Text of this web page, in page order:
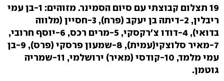
19 תצלום קבוצתי עם סיום הסמינר. מזוהים:
1-בן עמי
ריבלין, 2-דיתה בן יעקב (פרח), 3-חסיין (מלווה
בדואי), 4-דודו צ'רקסקי, 5-מרים רכס, 6-יוסף חרובי,
7-מאיר סלוצקי(עמית), 8-שמעון פרסקי (פרס), 9-בן
עמי מלמד, 10-קודסי (מאיר) ירושלמי, 11-שמריה
גוטמן.